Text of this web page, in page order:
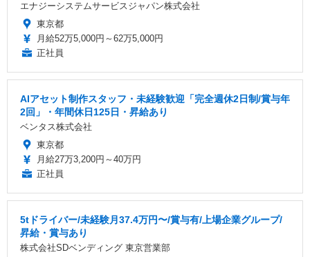
エナジーシステムサービスジャパン株式会社
東京都
月給52万5,000円～62万5,000円
正社員
AIアセット制作スタッフ・未経験歓迎「完全週休2日制/賞与年
2回」・年間休日125日・昇給あり
ベンタス株式会社
東京都
月給27万3,200円～40万円
正社員
5tドライバー/未経験月37.4万円〜/賞与有/上場企業グループ/
昇給・賞与あり
株式会社SDベンディング 東京営業部